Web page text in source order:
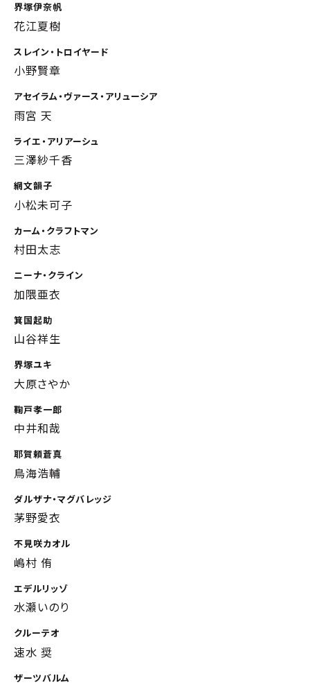
界塚伊奈帆
花江夏樹
スレイン・トロイヤード
小野賢章
アセイラム・ヴァース・アリューシア
雨宮 天
ライエ・アリアーシュ
三澤紗千香
網文韻子
小松未可子
カーム・クラフトマン
村田太志
ニーナ・クライン
加隈亜衣
箕国起助
山谷祥生
界塚ユキ
大原さやか
鞠戸孝一郎
中井和哉
耶賀頼蒼真
鳥海浩輔
ダルザナ・マグバレッジ
茅野愛衣
不見咲カオル
嶋村 侑
エデルリッゾ
水瀬いのり
クルーテオ
速水 奨
ザーツバルム